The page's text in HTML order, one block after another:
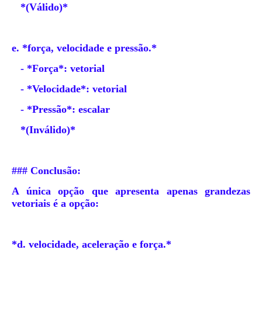
*(Válido)*
e. *força, velocidade e pressão.*
- *Força*: vetorial
- *Velocidade*: vetorial
- *Pressão*: escalar
*(Inválido)*
### Conclusão:
A única opção que apresenta apenas grandezas
vetoriais é a opção:
*d. velocidade, aceleração e força.*